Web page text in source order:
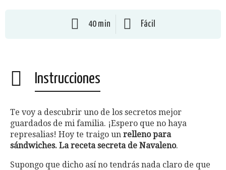
40 min Fácil
Instrucciones
Te voy a descubrir uno de los secretos mejor
guardados de mi familia. ¡Espero que no haya
represalias! Hoy te traigo un relleno para
sándwiches. La receta secreta de Navaleno.
Supongo que dicho así no tendrás nada claro de que